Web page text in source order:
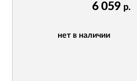
6 059 р.
нет в наличии